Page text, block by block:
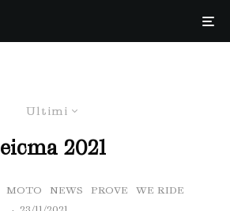
Ultimi
eicma 2021
MOTO NEWS PROVE
WE RIDE